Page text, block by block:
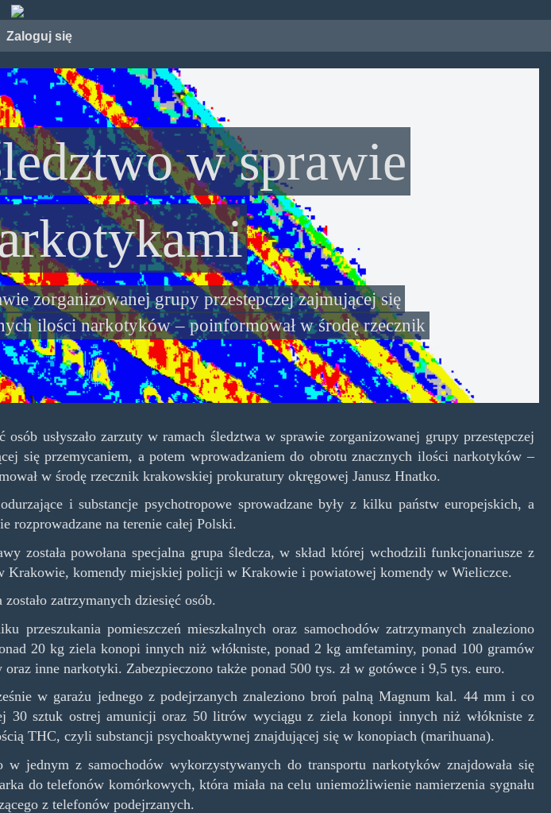
Zaloguj się
w sprawie
zorganizowanej grupy przestępczej zajmującej się
ilości narkotyków – poinformował w środę rzecznik
osób usłyszało zarzuty w ramach śledztwa w sprawie zorganizowanej grupy przestępczej
się przemycaniem, a potem wprowadzaniem do obrotu znacznych ilości narkotyków –
w środę rzecznik krakowskiej prokuratury okręgowej Janusz Hnatko.
i substancje psychotropowe sprowadzane były z kilku państw europejskich, a
rozprowadzane na terenie całej Polski.
została powołana specjalna grupa śledcza, w skład której wchodzili funkcjonariusze z
Krakowie, komendy miejskiej policji w Krakowie i powiatowej komendy w Wieliczce.
zostało zatrzymanych dziesięć osób.
przeszukania pomieszczeń mieszkalnych oraz samochodów zatrzymanych znaleziono
20 kg ziela konopi innych niż włókniste, ponad 2 kg amfetaminy, ponad 100 gramów
oraz inne narkotyki. Zabezpieczono także ponad 500 tys. zł w gotówce i 9,5 tys. euro.
w garażu jednego z podejrzanych znaleziono broń palną Magnum kal. 44 mm i co
30 sztuk ostrej amunicji oraz 50 litrów wyciągu z ziela konopi innych niż włókniste z
THC, czyli substancji psychoaktywnej znajdującej się w konopiach (marihuana).
w jednym z samochodów wykorzystywanych do transportu narkotyków znajdowała się
do telefonów komórkowych, która miała na celu uniemożliwienie namierzenia sygnału
z telefonów podejrzanych.